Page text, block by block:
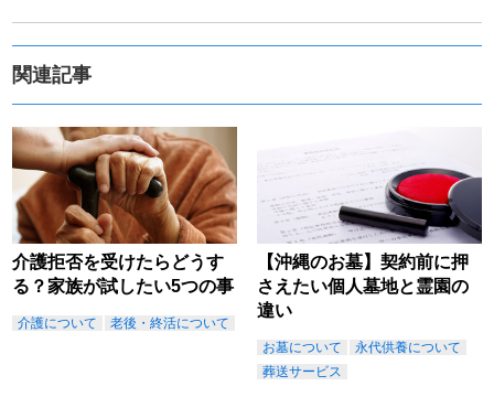
関連記事
介護拒否を受けたらどうす
る？家族が試したい5つの事
介護について 老後・終活について
【沖縄のお墓】契約前に押
さえたい個人墓地と霊園の
違い
お墓について
永代供養について
葬送サービス